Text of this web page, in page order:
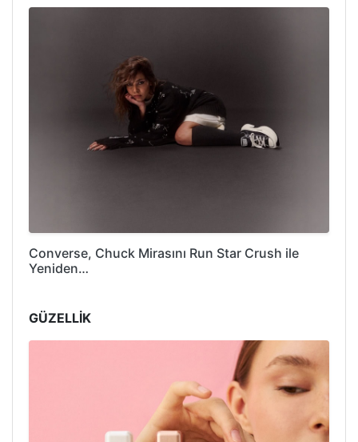
Converse, Chuck Mirasını Run Star Crush ile
Yeniden…
GÜZELLİK